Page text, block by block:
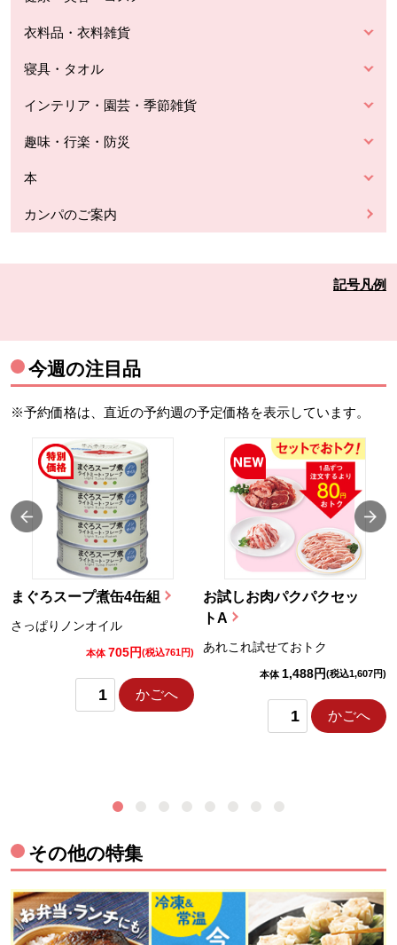
衣料品・衣料雑貨
寝具・タオル
インテリア・園芸・季節雑貨
趣味・行楽・防災
本
カンパのご案内
記号凡例
今週の注目品
※予約価格は、直近の予約週の予定価格を表示しています。
まぐろスープ煮缶4缶組
さっぱりノンオイル
本体 705円(税込761円)
かごへ
お試しお肉パクパクセッ
トA
あれこれ試せておトク
本体 1,488円(税込1,607円)
かごへ
その他の特集